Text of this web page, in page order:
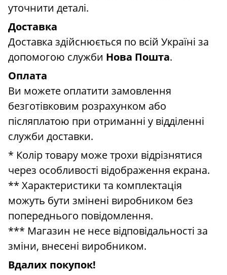
уточнити деталі.
Доставка
Доставка здійснюється по всій Україні за
допомогою служби Нова Пошта.
Оплата
Ви можете оплатити замовлення
безготівковим розрахунком або
післяплатою при отриманні у відділенні
служби доставки.
* Колір товару може трохи відрізнятися
через особливості відображення екрана.
** Характеристики та комплектація
можуть бути змінені виробником без
попереднього повідомлення.
*** Магазин не несе відповідальності за
зміни, внесені виробником.
Вдалих покупок!